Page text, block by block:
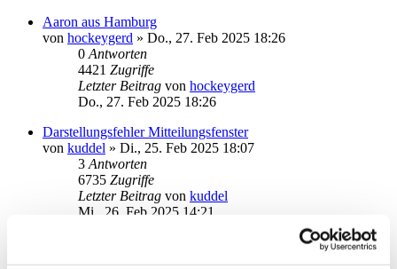
Aaron aus Hamburg
von hockeygerd » Do., 27. Feb 2025 18:26
0 Antworten
4421 Zugriffe
Letzter Beitrag von hockeygerd
Do., 27. Feb 2025 18:26
Darstellungsfehler Mitteilungsfenster
von kuddel » Di., 25. Feb 2025 18:07
3 Antworten
6735 Zugriffe
Letzter Beitrag von kuddel
Mi., 26. Feb 2025 14:21